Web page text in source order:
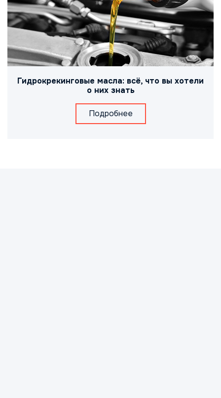
Гидрокрекинговые масла: всё, что вы хотели
о них знать
Подробнее